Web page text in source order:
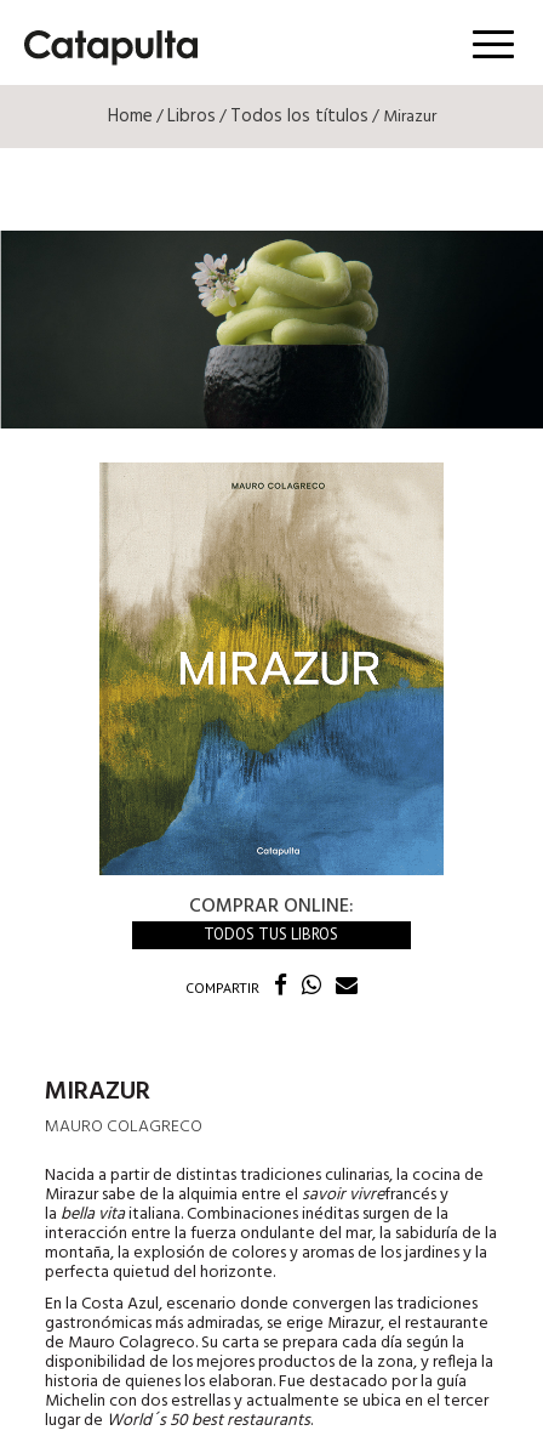
Menú
Home/Libros/Todos los títulos/ Mirazur
COMPRAR ONLINE:
TODOS TUS LIBROS
COMPARTIR
MIRAZUR
MAURO COLAGRECO
Nacida a partir de distintas tradiciones culinarias, la cocina de
Mirazur sabe de la alquimia entre el savoir vivrefrancés y
la bella vitaitaliana. Combinaciones inéditas surgen de la
interacción entre la fuerza ondulante del mar, la sabiduría de la
montaña, la explosión de colores y aromas de los jardines y la
perfecta quietud del horizonte.
En la Costa Azul, escenario donde convergen las tradiciones
gastronómicas más admiradas, se erige Mirazur, el restaurante
de Mauro Colagreco. Su carta se prepara cada día según la
disponibilidad de los mejores productos de la zona, y refleja la
historia de quienes los elaboran. Fue destacado por la guía
Michelin con dos estrellas y actualmente se ubica en el tercer
lugar de World´s 50 best restaurants.